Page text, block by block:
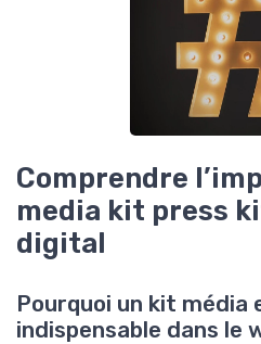
Comprendre
media kit press
digital
Pourquoi un kit média
indispensable dans le